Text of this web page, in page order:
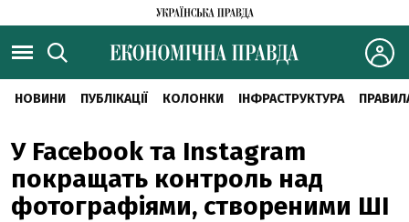
НОВИНИ ПУБЛІКАЦІЇ КОЛОНКИ ІНФРАСТРУКТУРА
У Facebook та Instagram
покращать контроль над
фотографіями, створеними ШІ